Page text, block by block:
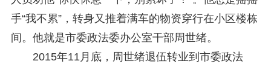
手“我不累”，转身又推着满车的物资穿行在小区楼栋
间。他就是市委政法委办公室干部周世绪。
2015年11月底，周世绪退伍转业到市委政法